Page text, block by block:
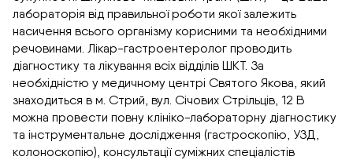
лабораторія від правильної роботи якої залежить
насичення всього організму корисними та необхідними
речовинами. Лікар-гастроентеролог проводить
діагностику та лікування всіх відділів ШКТ. За
необхідністю у медичному центрі Святого Якова, який
знаходиться в м. Стрий, вул. Січових Стрільців, 12 В
можна провести повну клініко-лабораторну діагностику
та інструментальне дослідження (гастроскопію, УЗД,
колоноскопію), консультації суміжних спеціалістів